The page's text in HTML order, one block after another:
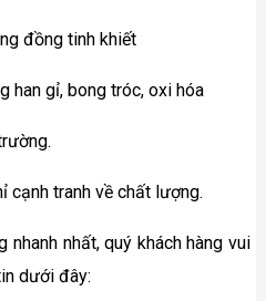
đồng tinh khiết
han gỉ, bong tróc, oxi hóa
cạnh tranh về chất lượng.
nhất, quý khách hàng vui
dưới đây: